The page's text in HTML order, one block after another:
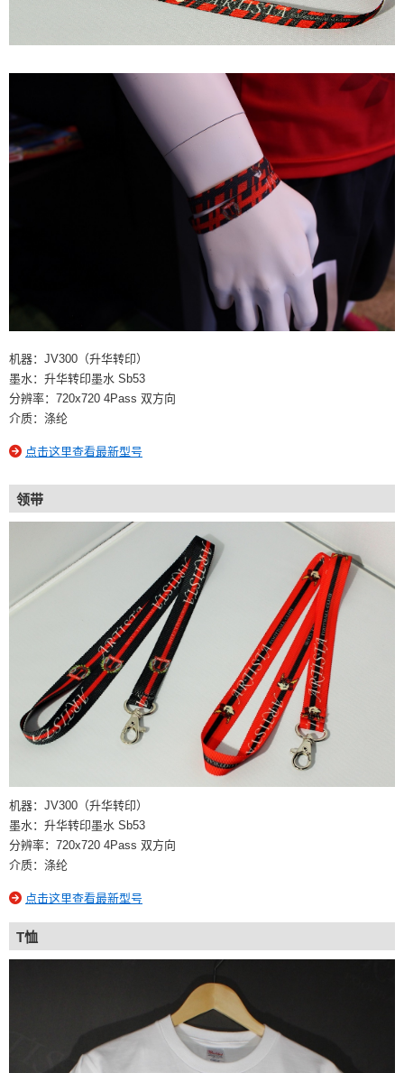
机器：JV300（升华转印）
墨水：升华转印墨水 Sb53
分辨率：720x720 4Pass 双方向
介质：涤纶
点击这里查看最新型号
领带
机器：JV300（升华转印）
墨水：升华转印墨水 Sb53
分辨率：720x720 4Pass 双方向
介质：涤纶
点击这里查看最新型号
T恤